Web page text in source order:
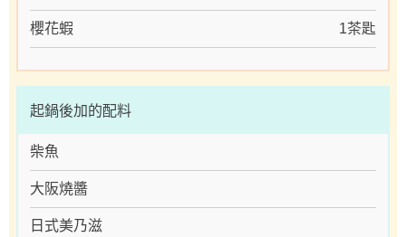
櫻花蝦 1茶匙
起鍋後加的配料
柴魚
大阪燒醬
日式美乃滋